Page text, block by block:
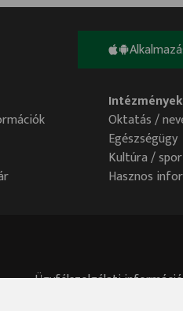
Intézmények
Oktatás /
Egészségügy
Kultúra /
Hasznos
Ügyfélszolgálati